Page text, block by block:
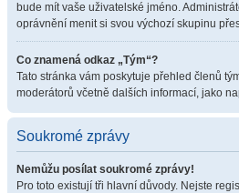
bude mít vaše uživatelské jméno.
oprávnění menit si svou výchozí skupinu
Co znamená odkaz „Tým“?
Tato stránka vám poskytuje přehled členů
moderátorů včetně dalších informací, jako
Soukromé zprávy
Nemůžu posílat soukromé zprávy!
Pro toto existují tři hlavní důvody. Nejste